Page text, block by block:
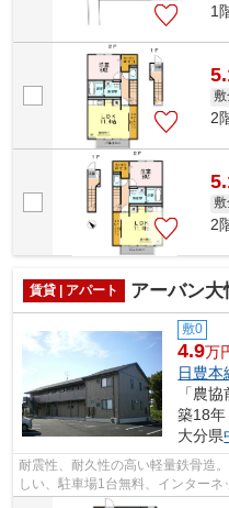
1
2
2
賃貸 | アパート アーバン大
敷0
4.9万
日豊本
「農
築18年
大分県
耐震性、耐久性の高い軽量鉄骨造
しい、駐車場1台無料、インター
ォークインクローゼットや、会話を